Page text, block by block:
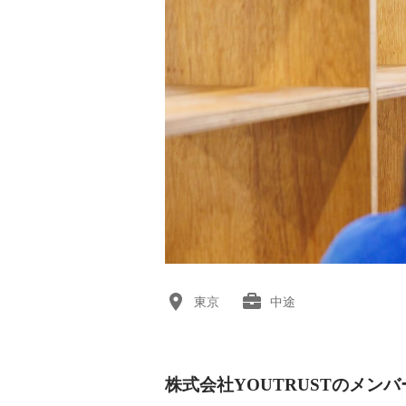
東京 中途
株式会社YOUTRUSTのメンバ